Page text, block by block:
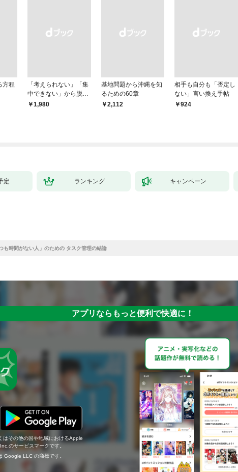
方程
「考えられない」「集
中できない」から脱
却！ AI時代の読む技
￥1,980
基地問題から沖縄を知
るための60章
￥2,112
相手も自分も「否定し
ない」言い換え手帖
￥924
定 ランキング キャンペーン
つも時間がない人」のための タスク管理の結論
アプリならもっと便利で快適に！
その他の国や地域におけるApple
のサービスマークです。
LLC の商標です。